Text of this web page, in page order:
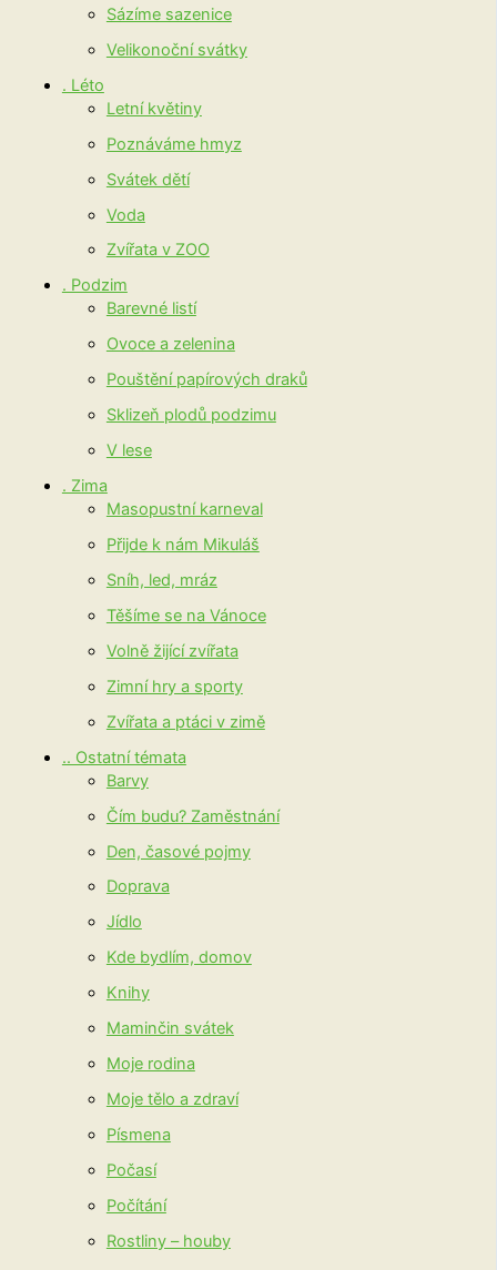
Sázíme sazenice
Velikonoční svátky
. Léto
Letní květiny
Poznáváme hmyz
Svátek dětí
Voda
Zvířata v ZOO
. Podzim
Barevné listí
Ovoce a zelenina
Pouštění papírových draků
Sklizeň plodů podzimu
V lese
. Zima
Masopustní karneval
Přijde k nám Mikuláš
Sníh, led, mráz
Těšíme se na Vánoce
Volně žijící zvířata
Zimní hry a sporty
Zvířata a ptáci v zimě
.. Ostatní témata
Barvy
Čím budu? Zaměstnání
Den, časové pojmy
Doprava
Jídlo
Kde bydlím, domov
Knihy
Maminčin svátek
Moje rodina
Moje tělo a zdraví
Písmena
Počasí
Počítání
Rostliny – houby